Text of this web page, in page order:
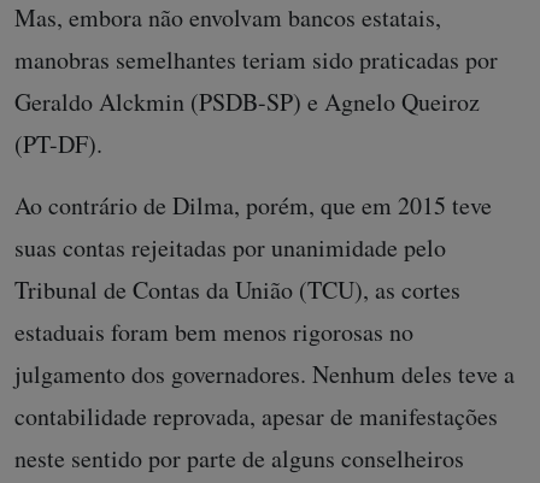
Mas, embora não envolvam bancos estatais,
manobras semelhantes teriam sido praticadas por
Geraldo Alckmin (PSDB-SP) e Agnelo Queiroz
(PT-DF).
Ao contrário de Dilma, porém, que em 2015 teve
suas contas rejeitadas por unanimidade pelo
Tribunal de Contas da União (TCU), as cortes
estaduais foram bem menos rigorosas no
julgamento dos governadores. Nenhum deles teve a
contabilidade reprovada, apesar de manifestações
neste sentido por parte de alguns conselheiros